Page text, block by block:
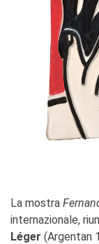
I
La mostra
internazionale,
Léger (Argentan